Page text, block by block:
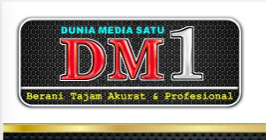
content
DM1